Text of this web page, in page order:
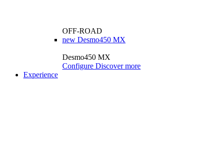
OFF-ROAD
new Desmo450 MX
Desmo450 MX
Configure Discover more
Experience